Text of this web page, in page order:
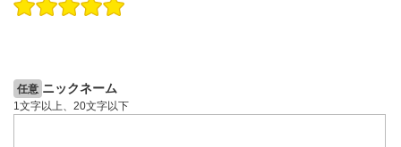
操作説明動画
任意 ニックネーム
1文字以上、20文字以下